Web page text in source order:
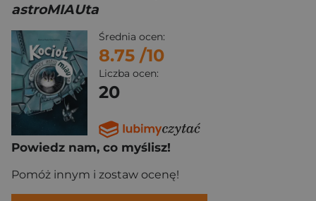
astroMIAUta
Średnia ocen:
8.75 /10
Liczba ocen:
20
Powiedz nam, co myślisz!
Pomóż innym i zostaw ocenę!